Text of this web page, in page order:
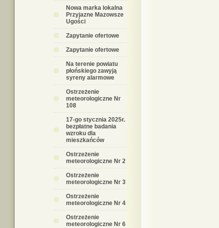
Nowa marka lokalna
Przyjazne Mazowsze
Ugości
Zapytanie ofertowe
Zapytanie ofertowe
Na terenie powiatu
płońskiego zawyją
syreny alarmowe
Ostrzeżenie
meteorologiczne Nr
108
17-go stycznia 2025r.
bezpłatne badania
wzroku dla
mieszkańców
Ostrzeżenie
meteorologiczne Nr 2
Ostrzeżenie
meteorologiczne Nr 3
Ostrzeżenie
meteorologiczne Nr 4
Ostrzeżenie
meteorologiczne Nr 6